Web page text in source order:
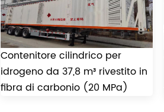
Contenitore cilindrico per
idrogeno da 37,8 m³ rivestito in
fibra di carbonio (20 MPa)